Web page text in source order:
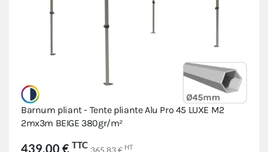
Barnum pliant - Tente pliante Alu Pro 45 LUXE M2
2mx3m BEIGE 380gr/m²
439,00 € TTC 365,83 € HT